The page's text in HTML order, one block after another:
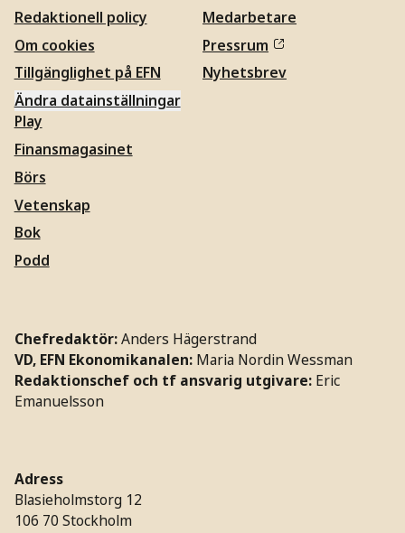
Redaktionell policy
Om cookies
Tillgänglighet på EFN
Ändra datainställningar
Medarbetare
Pressrum
Nyhetsbrev
Play
Finansmagasinet
Börs
Vetenskap
Bok
Podd
Chefredaktör:Anders Hägerstrand
VD, EFN Ekonomikanalen: Maria Nordin Wessman
Redaktionschef och tf ansvarig utgivare: Eric
Emanuelsson
Adress
Blasieholmstorg 12
106 70 Stockholm